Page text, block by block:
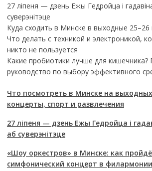
27 ліпеня — дзень Ежы Гедройца і
суверэнітэце
Куда сходить в Минске в выходные 25–26
Что делать с техникой и электроникой,
никто не пользуется
Какие пробиотики лучше для кишечника?
руководство по выбору эффективного
Что посмотреть в Минске на
концерты, спорт и развлечения
27 ліпеня — дзень Ежы Гедройца і
аб суверэнітэце
«Шоу оркестров» в Минске: как
симфонический концерт в филармонии